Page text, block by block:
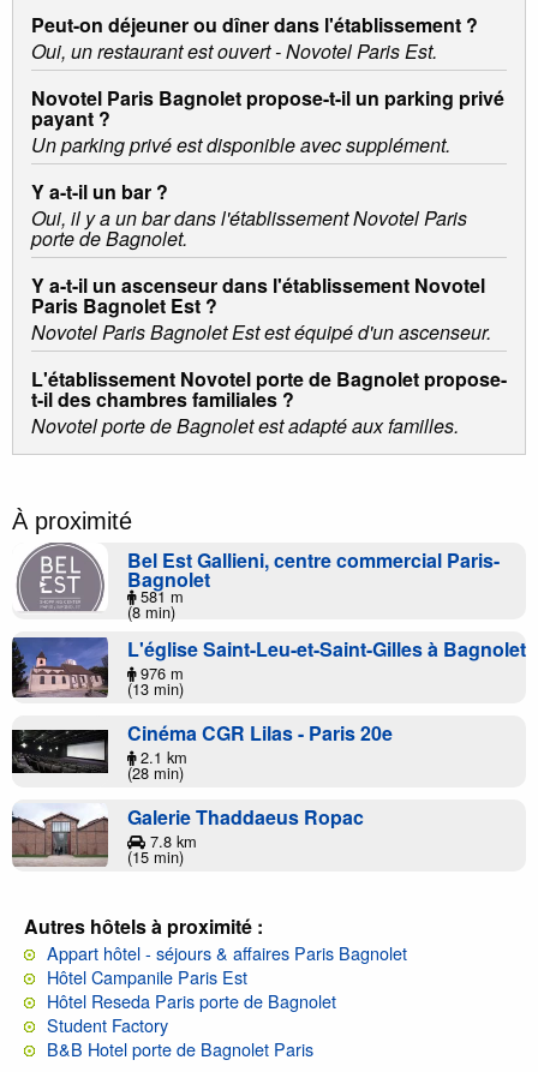
Peut-on déjeuner ou dîner dans l'établissement ?
Oui, un restaurant est ouvert - Novotel Paris Est.
Novotel Paris Bagnolet propose-t-il un parking privé
payant ?
Un parking privé est disponible avec supplément.
Y a-t-il un bar ?
Oui, il y a un bar dans l'établissement Novotel Paris
porte de Bagnolet.
Y a-t-il un ascenseur dans l'établissement Novotel
Paris Bagnolet Est ?
Novotel Paris Bagnolet Est est équipé d'un ascenseur.
L'établissement Novotel porte de Bagnolet propose-
t-il des chambres familiales ?
Novotel porte de Bagnolet est adapté aux familles.
À proximité
Bel Est Gallieni, centre commercial Paris-
Bagnolet
581 m
(8 min)
L'église Saint-Leu-et-Saint-Gilles à Bagnolet
976 m
(13 min)
Cinéma CGR Lilas - Paris 20e
2.1 km
(28 min)
Galerie Thaddaeus Ropac
7.8 km
(15 min)
Autres hôtels à proximité :
Appart hôtel - séjours & affaires Paris Bagnolet
Hôtel Campanile Paris Est
Hôtel Reseda Paris porte de Bagnolet
Student Factory
B&B Hotel porte de Bagnolet Paris